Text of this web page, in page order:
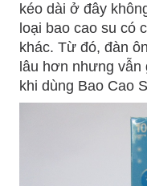
kéo dài ở đây
loại bao cao su có
khác. Từ đó, đàn
lâu hơn nhưng
khi dùng Bao Cao